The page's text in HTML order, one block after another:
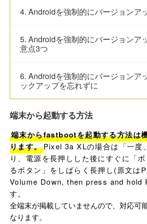
4. Androidを強制的にバージョンア
5. Androidを強制的にバージョンア
意点3つ
6. Androidを強制的にバージョンア
ックアップを忘れずに
端末から起動する方法
端末からfastbootを起動する方法は
ります。Pixel 3a XLの場合は「一度
り、電源を長押しした後にすぐに「
るボタン」をしばらく長押し(原文は
Volume Down, then press and hold
す。
全端末が掲載していませんので、対応可
なります。